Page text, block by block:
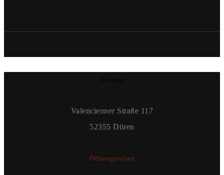
Valencienner Straße 117
52355 Düren
Öffnungszeiten